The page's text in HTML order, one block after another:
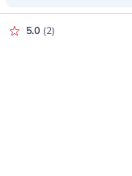
Értékelés pontszáma:
5.0 (2)